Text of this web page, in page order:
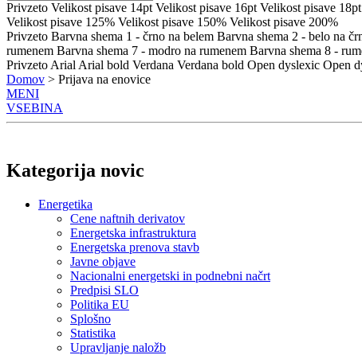
Privzeto Velikost pisave 14pt Velikost pisave 16pt Velikost pisave 18pt
Velikost pisave 125% Velikost pisave 150% Velikost pisave 200%
Privzeto Barvna shema 1 - črno na belem Barvna shema 2 - belo na
rumenem Barvna shema 7 - modro na rumenem Barvna shema 8 -
Privzeto Arial Arial bold Verdana Verdana bold Open dyslexic Open
Domov > Prijava na enovice
MENI
VSEBINA
Kategorija novic
Energetika
Cene naftnih derivatov
Energetska infrastruktura
Energetska prenova stavb
Javne objave
Nacionalni energetski in podnebni načrt
Predpisi SLO
Politika EU
Splošno
Statistika
Upravljanje naložb